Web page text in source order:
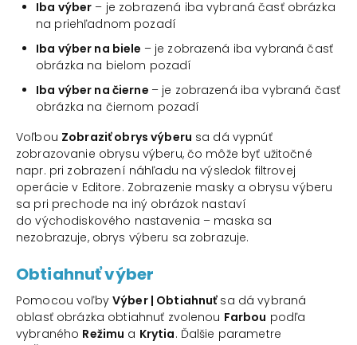
Iba výber – je zobrazená iba vybraná časť obrázka
na priehľadnom pozadí
Iba výber na biele – je zobrazená iba vybraná časť
obrázka na bielom pozadí
Iba výber na čierne – je zobrazená iba vybraná časť
obrázka na čiernom pozadí
Voľbou Zobraziť obrys výberu sa dá vypnúť
zobrazovanie obrysu výberu, čo môže byť užitočné
napr. pri zobrazení náhľadu na výsledok filtrovej
operácie v Editore. Zobrazenie masky a obrysu výberu
sa pri prechode na iný obrázok nastaví
do východiskového nastavenia – maska sa
nezobrazuje, obrys výberu sa zobrazuje.
Obtiahnuť výber
Pomocou voľby Výber | Obtiahnuťsa dá vybraná
oblasť obrázka obtiahnuť zvolenou Farbou podľa
vybraného Režimu a Krytia. Ďalšie parametre